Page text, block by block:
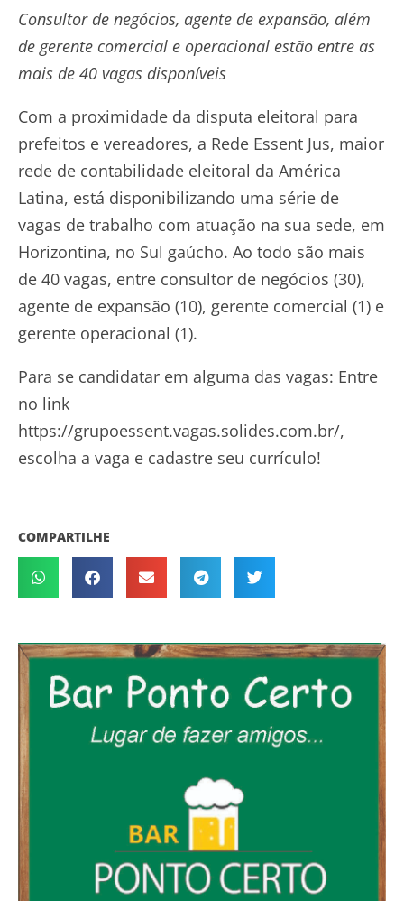
Consultor de negócios, agente de expansão, além
de gerente comercial e operacional estão entre as
mais de 40 vagas disponíveis
Com a proximidade da disputa eleitoral para
prefeitos e vereadores, a Rede Essent Jus, maior
rede de contabilidade eleitoral da América
Latina, está disponibilizando uma série de
vagas de trabalho com atuação na sua sede, em
Horizontina, no Sul gaúcho. Ao todo são mais
de 40 vagas, entre consultor de negócios (30),
agente de expansão (10), gerente comercial (1) e
gerente operacional (1).
Para se candidatar em alguma das vagas: Entre
no link
https://grupoessent.vagas.solides.com.br/,
escolha a vaga e cadastre seu currículo!
COMPARTILHE